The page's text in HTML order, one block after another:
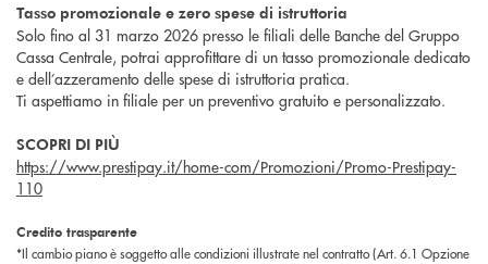
Tasso promozionale e zero spese di istruttoria
Solo fino al 31 marzo 2026 presso le filiali delle Banche del Gruppo
Cassa Centrale, potrai approfittare di un tasso promozionale dedicato
e dell’azzeramento delle spese di istruttoria pratica.
Ti aspettiamo in filiale per un preventivo gratuito e personalizzato.
SCOPRI DI PIÙ
https://www.prestipay.it/home-com/Promozioni/Promo-Prestipay-
110
Credito trasparente
*Il cambio piano è soggetto alle condizioni illustrate nel contratto (Art. 6.1 Opzione